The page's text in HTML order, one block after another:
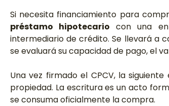
Si necesita financiamiento para
préstamo hipotecario con una
intermediario de crédito. Se llevará a
se evaluará su capacidad de pago, el
Una vez firmado el CPCV, la
propiedad. La escritura es un acto
se consuma oficialmente la compra.